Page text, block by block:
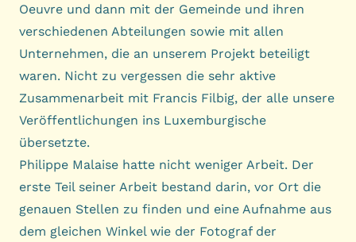
Oeuvre und dann mit der Gemeinde und ihren
verschiedenen Abteilungen sowie mit allen
Unternehmen, die an unserem Projekt beteiligt
waren. Nicht zu vergessen die sehr aktive
Zusammenarbeit mit Francis Filbig, der alle unsere
Veröffentlichungen ins Luxemburgische
übersetzte.
Philippe Malaise hatte nicht weniger Arbeit. Der
erste Teil seiner Arbeit bestand darin, vor Ort die
genauen Stellen zu finden und eine Aufnahme aus
dem gleichen Winkel wie der Fotograf der